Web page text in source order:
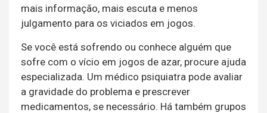
mais informação, mais escuta e menos
julgamento para os viciados em jogos.
Se você está sofrendo ou conhece alguém que
sofre com o vício em jogos de azar, procure ajuda
especializada. Um médico psiquiatra pode avaliar
a gravidade do problema e prescrever
medicamentos, se necessário. Há também grupos